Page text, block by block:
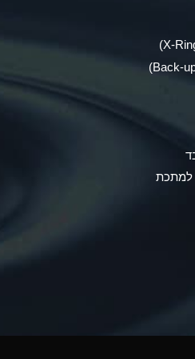
Ammonium
Ammonium
Ammonium
Ammonium
Ammonium
Ammonium
למתכת